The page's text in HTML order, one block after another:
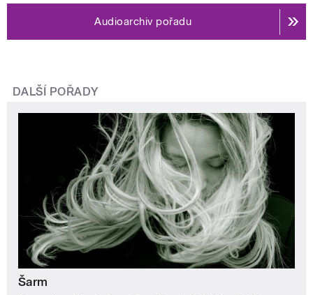
Audioarchiv pořadu
DALŠÍ POŘADY
Šarm